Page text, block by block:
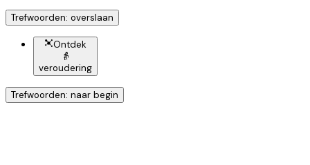
Trefwoorden: overslaan
Ontdek
👵
veroudering
Trefwoorden: naar begin